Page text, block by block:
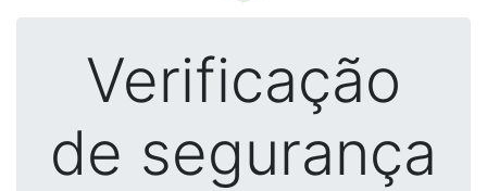
Verificação
de segurança